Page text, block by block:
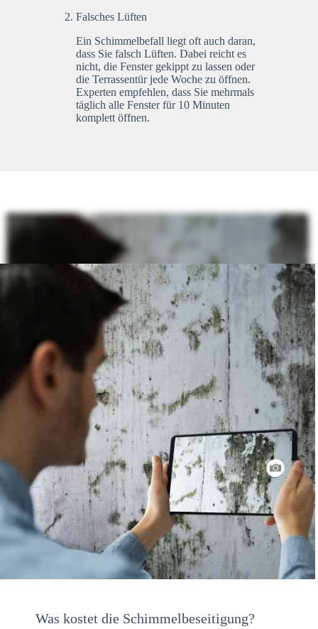
Falsches Lüften
Ein Schimmelbefall liegt oft auch daran,
dass Sie falsch Lüften. Dabei reicht es
nicht, die Fenster gekippt zu lassen oder
die Terrassentür jede Woche zu öffnen.
Experten empfehlen, dass Sie mehrmals
täglich alle Fenster für 10 Minuten
komplett öffnen.
Was kostet die Schimmelbeseitigung?